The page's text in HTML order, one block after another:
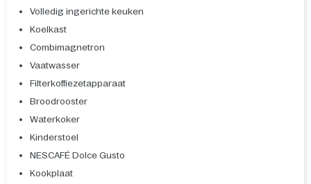
Volledig ingerichte keuken
Koelkast
Combimagnetron
Vaatwasser
Filterkoffiezetapparaat
Broodrooster
Waterkoker
Kinderstoel
NESCAFÉ Dolce Gusto
Kookplaat